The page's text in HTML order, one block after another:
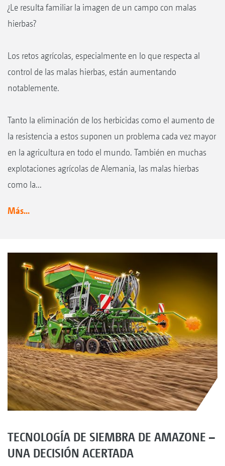
¿Le resulta familiar la imagen de un campo con malas
hierbas?
Los retos agrícolas, especialmente en lo que respecta al
control de las malas hierbas, están aumentando
notablemente.
Tanto la eliminación de los herbicidas como el aumento de
la resistencia a estos suponen un problema cada vez mayor
en la agricultura en todo el mundo. También en muchas
explotaciones agrícolas de Alemania, las malas hierbas
como la...
Más...
TECNOLOGÍA DE SIEMBRA DE AMAZONE –
UNA DECISIÓN ACERTADA